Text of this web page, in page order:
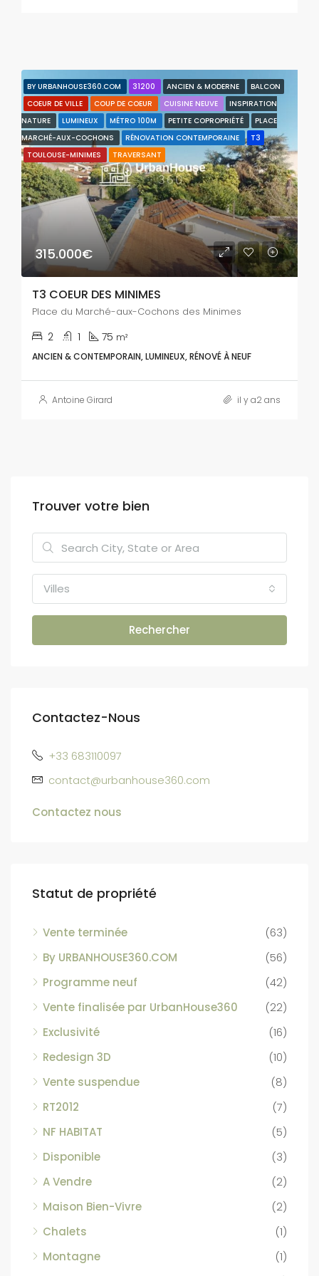
BY URBANHOUSE360.COM 31200 ANCIEN & MODERNE
BALCON
COEUR DE VILLE
COUP DE COEUR CUISINE NEUVE
INSPIRATION
NATURE
LUMINEUX MÉTRO 100M PETITE COPROPRIÉTÉ
PLACE
MARCHÉ-AUX-COCHONS
RÉNOVATION CONTEMPORAINE
T3
TOULOUSE-MINIMES
TRAVERSANT
315.000€
T3 COEUR DES MINIMES
Place du Marché-aux-Cochons des Minimes
2 1 75 m²
ANCIEN & CONTEMPORAIN, LUMINEUX, RÉNOVÉ À NEUF
Antoine Girard il y a2 ans
Trouver votre bien
Villes
Rechercher
Contactez-Nous
+33 683110097
contact@urbanhouse360.com
Contactez nous
Statut de propriété
Vente terminée
(63)
By URBANHOUSE360.COM
(56)
Programme neuf
(42)
Vente finalisée par UrbanHouse360
(22)
Exclusivité
(16)
Redesign 3D
(10)
Vente suspendue
(8)
RT2012
(7)
NF HABITAT
(5)
Disponible
(3)
A Vendre
(2)
Maison Bien-Vivre
(2)
Chalets
(1)
Montagne
(1)